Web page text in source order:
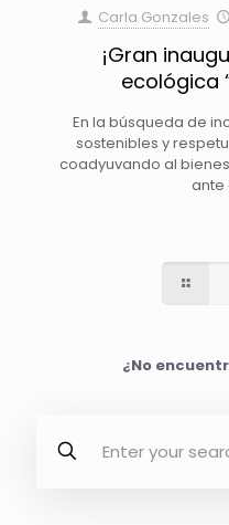
Carla Gonzales
¡Gran
ecológica
En la búsqueda de
sostenibles y
coadyuvando al
ante
¿No